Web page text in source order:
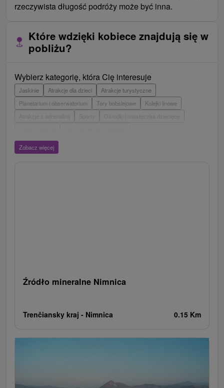
rzeczywista długość podróży może być inna.
Które wdzięki kobiece znajdują się w
pobliżu?
Wybierz kategorię, która Cię interesuje
Jaskinie Atrakcje dla dzieci
Atrakcje turystyczne
Planetarium i obserwatorium
Tory bobslejowe
Kolejki linowe
Atrakcje z adrenaliną
Wieże obserwacyjne i chodniki
Escaperoom
Zobacz więcej
Źródło mineralne Nimnica
Trenčiansky kraj - Nimnica 0.15 Km